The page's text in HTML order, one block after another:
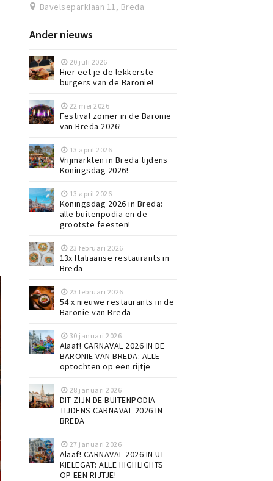
Bavelseparklaan 11, Breda
Ander nieuws
20 juli 2026
Hier eet je de lekkerste
burgers van de Baronie!
22 mei 2026
Festival zomer in de Baronie
van Breda 2026!
13 april 2026
Vrijmarkten in Breda tijdens
Koningsdag 2026!
13 april 2026
Koningsdag 2026 in Breda:
alle buitenpodia en de
grootste feesten!
23 februari 2026
13x Italiaanse restaurants in
Breda
23 februari 2026
54 x nieuwe restaurants in de
Baronie van Breda
30 januari 2026
Alaaf! CARNAVAL 2026 IN DE
BARONIE VAN BREDA: ALLE
optochten op een rijtje
28 januari 2026
DIT ZIJN DE BUITENPODIA
TIJDENS CARNAVAL 2026 IN
BREDA
27 januari 2026
Alaaf! CARNAVAL 2026 IN UT
KIELEGAT: ALLE HIGHLIGHTS
OP EEN RIJTJE!